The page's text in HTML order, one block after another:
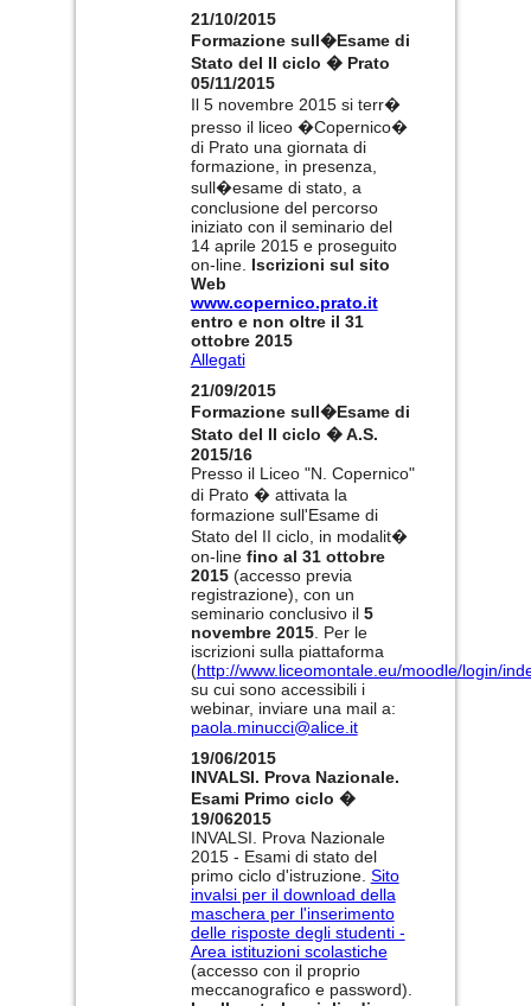
21/10/2015
Formazione sull�Esame di
Stato del II ciclo � Prato
05/11/2015
Il 5 novembre 2015 si terr�
presso il liceo �Copernico�
di Prato una giornata di
formazione, in presenza,
sull�esame di stato, a
conclusione del percorso
iniziato con il seminario del
14 aprile 2015 e proseguito
on-line. Iscrizioni sul sito
Web
www.copernico.prato.it
entro e non oltre il 31
ottobre 2015
Allegati
21/09/2015
Formazione sull�Esame di
Stato del II ciclo � A.S.
2015/16
Presso il Liceo "N. Copernico"
di Prato � attivata la
formazione sull'Esame di
Stato del II ciclo, in modalit�
on-line fino al 31 ottobre
2015(accesso previa
registrazione), con un
seminario conclusivo il 5
novembre 2015. Per le
iscrizioni sulla piattaforma
(http://www.liceomontale.eu/moodle/login/
su cui sono accessibili i
webinar, inviare una mail a:
paola.minucci@alice.it
19/06/2015
INVALSI. Prova Nazionale.
Esami Primo ciclo �
19/062015
INVALSI. Prova Nazionale
2015 - Esami di stato del
primo ciclo d'istruzione. Sito
invalsi per il download della
maschera per l'inserimento
delle risposte degli studenti -
Area istituzioni scolastiche
(accesso con il proprio
meccanografico e password).